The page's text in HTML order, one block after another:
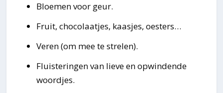
Bloemen voor geur.
Fruit, chocolaatjes, kaasjes, oesters…
Veren (om mee te strelen).
Fluisteringen van lieve en opwindende
woordjes.